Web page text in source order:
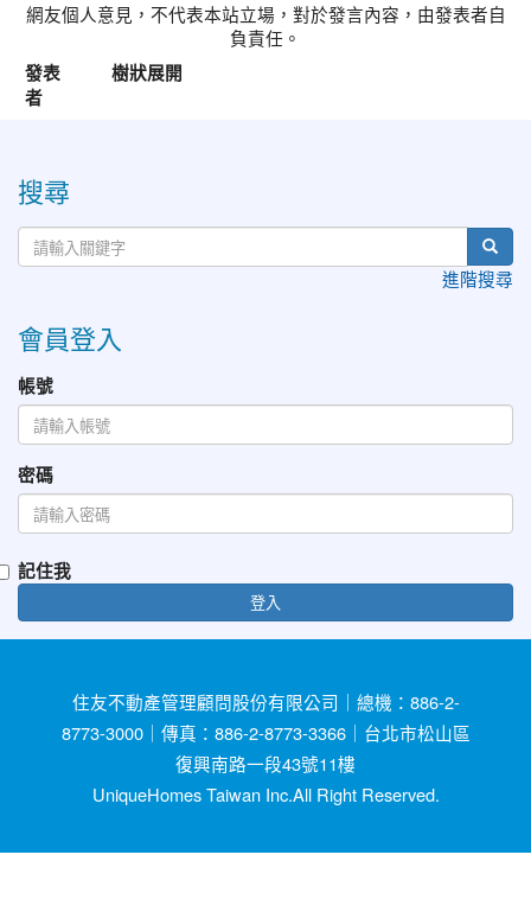
網友個人意見，不代表本站立場，對於發言內容，由發表者自
負責任。
發表
者
樹狀展開
搜尋
進階搜尋
會員登入
帳號
密碼
記住我
登入
住友不動產管理顧問股份有限公司｜總機：886-2-
8773-3000｜傳真：886-2-8773-3366｜台北市松山區
復興南路一段43號11樓
UniqueHomes Taiwan Inc.All Right Reserved.